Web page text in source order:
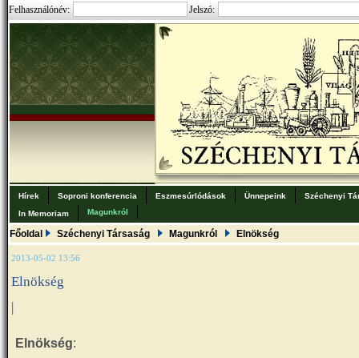
Felhasználónév: Jelszó:
Hírek Soproni konferencia Eszmesúrlódások Ünnepeink
Széchenyi
In Memoriam
Magunkról
Főoldal Széchenyi Társaság Magunkról Elnökség
2013-05-02 13:56
Elnökség
|
Elnökség: